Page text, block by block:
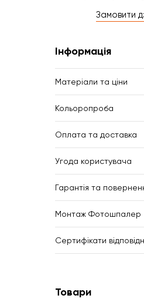
Замовити
Інформація
Матеріали та ціни
Кольоропроба
Оплата та доставка
Угода користувача
Гарантія та
Монтаж Фотошпалер
Сертифікати
Товари